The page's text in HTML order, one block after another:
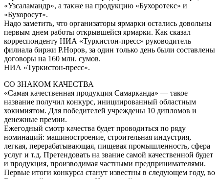
«Узсаламандр», а также на продукцию «Бухоротекс» и
«Бухоросут».
Надо заметить, что организаторы ярмарки остались довольны
первым днем работы открывшейся ярмарки. Как сказал
корреспонденту НИА «Туркистон-пресс» руководитель
филиала биржи Р.Норов, за один только день были составлены
договоры на 160 млн. сумов.
НИА «Туркистон-пресс».
СО ЗНАКОМ КАЧЕСТВА
«Самая качественная продукция Самарканда» — такое
название получил конкурс, инициированный областным
хокимиятом. Для победителей учреждены 10 дипломов и
денежные премии.
Ежегодный смотр качества будет проводиться по ряду
номинаций: машиностроение, строительная индустрия,
легкая, перерабатывающая, пищевая промышленность, сфера
услуг и т.д. Претендовать на звание самой качественной будет
и продукция, производимая частными предпринимателями.
Первые итоги конкурса станут известны в следующем году, во